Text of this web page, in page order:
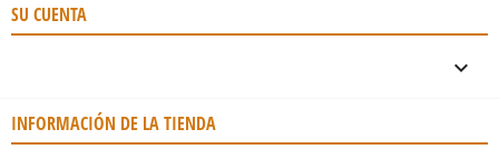
SU CUENTA

INFORMACIÓN DE LA TIENDA